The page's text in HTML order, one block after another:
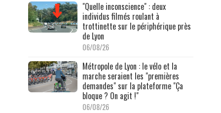
"Quelle inconscience" : deux
individus filmés roulant à
trottinette sur le périphérique près
de Lyon
06/08/26
Métropole de Lyon : le vélo et la
marche seraient les "premières
demandes" sur la plateforme "Ça
bloque ? On agit !"
06/08/26